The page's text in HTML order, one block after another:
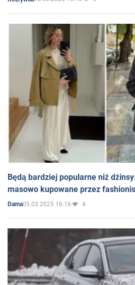
Będą bardziej popularne niż
masowo kupowane przez
Dama05.03.2025 16:16 4